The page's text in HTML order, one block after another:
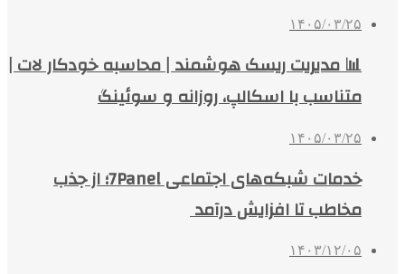
۱۴۰۵/۰۳/۲۵
📊 مدیریت ریسک هوشمند | محاسبه خودکار لات |
متناسب با اسکالپ، روزانه و سوئینگ
۱۴۰۵/۰۳/۲۵
خدمات شبکه‌های اجتماعی 7Panel؛ از جذب
مخاطب تا افزایش درآمد
۱۴۰۳/۱۲/۰۵